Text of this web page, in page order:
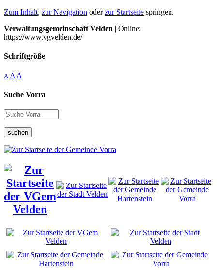
Zum Inhalt, zur Navigation oderzur Startseite springen.
Verwaltungsgemeinschaft Velden | Online:
https://www.vgvelden.de/
Schriftgröße
A A A
Suche Vorra
suchen